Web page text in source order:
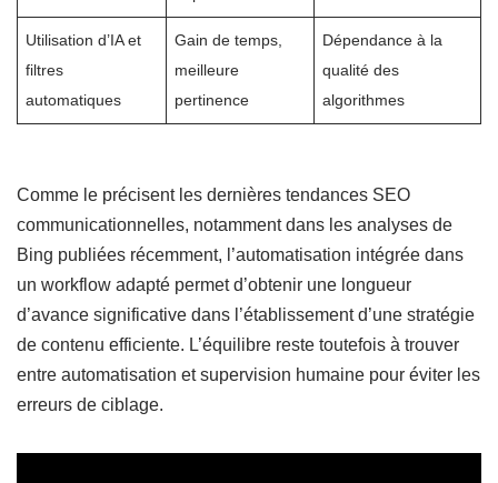
Utilisation d’IA et
filtres
automatiques
Gain de temps,
meilleure
pertinence
Dépendance à la
qualité des
algorithmes
Comme le précisent les dernières tendances SEO
communicationnelles, notamment dans les analyses de
Bing publiées récemment, l’automatisation intégrée dans
un workflow adapté permet d’obtenir une longueur
d’avance significative dans l’établissement d’une stratégie
de contenu efficiente. L’équilibre reste toutefois à trouver
entre automatisation et supervision humaine pour éviter les
erreurs de ciblage.